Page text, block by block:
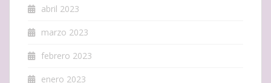
abril 2023
marzo 2023
febrero 2023
enero 2023